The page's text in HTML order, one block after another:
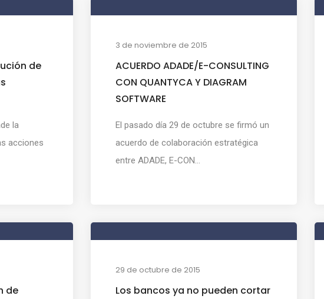
de
la
acciones
3 de noviembre de 2015
ACUERDO ADADE/E-CONSULTING
CON QUANTYCA Y DIAGRAM
SOFTWARE
El pasado día 29 de octubre se firmó un
acuerdo de colaboración estratégica
entre ADADE, E-CON...
de
29 de octubre de 2015
Los bancos ya no pueden cortar